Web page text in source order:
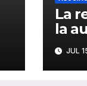
La
la
JUL